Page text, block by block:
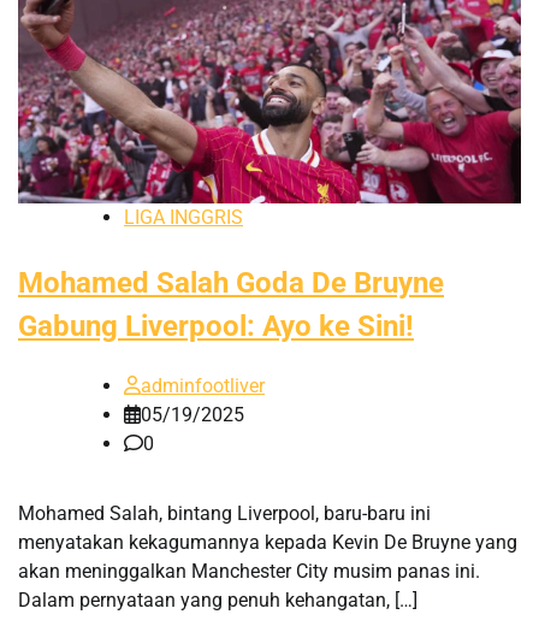
LIGA INGGRIS
Mohamed Salah Goda De Bruyne
Gabung Liverpool: Ayo ke Sini!
adminfootliver
05/19/2025
0
Mohamed Salah, bintang Liverpool, baru-baru ini
menyatakan kekagumannya kepada Kevin De Bruyne yang
akan meninggalkan Manchester City musim panas ini.
Dalam pernyataan yang penuh kehangatan, […]